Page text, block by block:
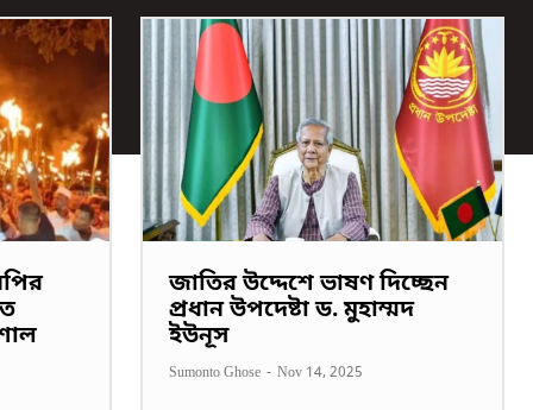
জাতির উদ্দেশে ভাষণ দিচ্ছেন
প্রধান উপদেষ্টা ড. মুহাম্মদ
ইউনূস
Sumonto Ghose - Nov 14, 2025